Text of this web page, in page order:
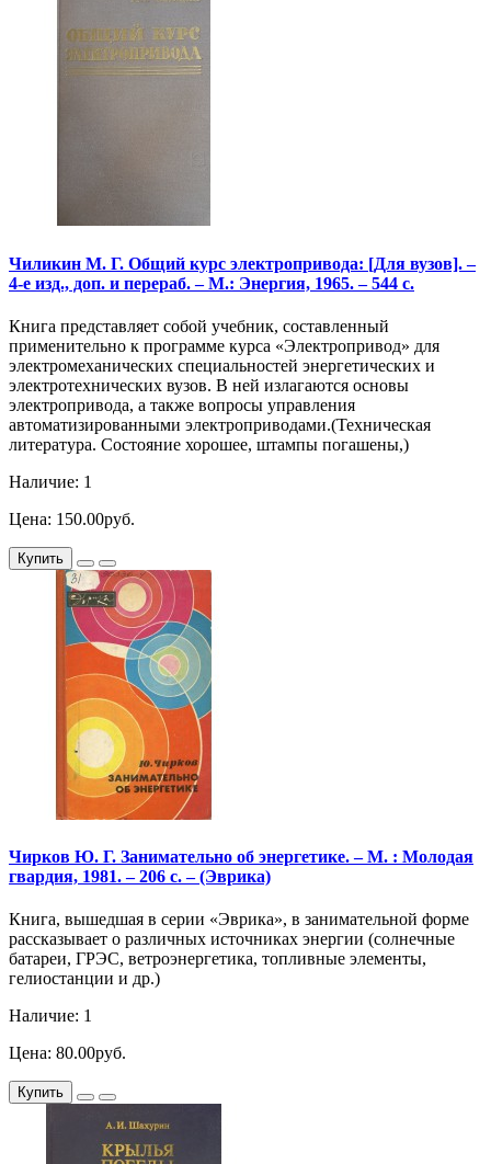
Чиликин М. Г. Общий курс электропривода: [Для вузов]. –
4-е изд., доп. и перераб. – М.: Энергия, 1965. – 544 с.
Книга представляет собой учебник, составленный
применительно к программе курса «Электропривод» для
электромеханических специальностей энергетических и
электротехнических вузов. В ней излагаются основы
электропривода, а также вопросы управления
автоматизированными электроприводами.(Техническая
литература. Состояние хорошее, штампы погашены,)
Наличие: 1
Цена: 150.00руб.
Купить
Чирков Ю. Г. Занимательно об энергетике. – М. : Молодая
гвардия, 1981. – 206 с. – (Эврика)
Книга, вышедшая в серии «Эврика», в занимательной форме
рассказывает о различных источниках энергии (солнечные
батареи, ГРЭС, ветроэнергетика, топливные элементы,
гелиостанции и др.)
Наличие: 1
Цена: 80.00руб.
Купить